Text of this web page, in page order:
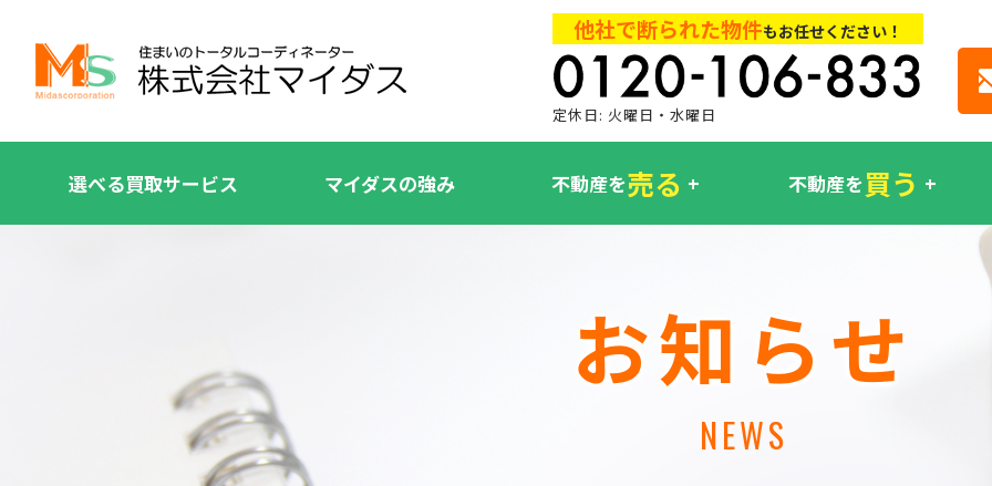
他社で断られた物件もお任せください！
定休日: 火曜日・水曜日
選べる買取サービス マイダスの強み 不動産を売る 不動産を買う
お知らせ
NEWS